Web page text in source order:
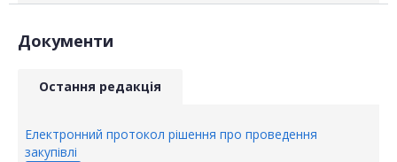
Документи
Остання редакція
Електронний протокол рішення про проведення
закупівлі